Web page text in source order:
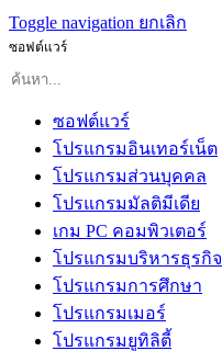
Toggle navigation ยกเลิก
ซอฟต์แวร์
ซอฟต์แวร์
โปรแกรมอินเทอร์เน็ต
โปรแกรมส่วนบุคคล
โปรแกรมมัลติมีเดีย
เกม PC คอมพิวเตอร์
โปรแกรมบริหารธุรกิจ
โปรแกรมการศึกษา
โปรแกรมเมอร์
โปรแกรมยูทิลิตี้